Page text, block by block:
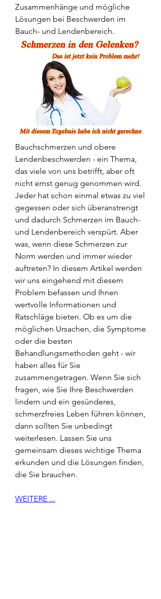
Zusammenhänge und mögliche
Lösungen bei Beschwerden im
Bauch- und Lendenbereich.
Bauchschmerzen und obere
Lendenbeschwerden - ein Thema,
das viele von uns betrifft, aber oft
nicht ernst genug genommen wird.
Jeder hat schon einmal etwas zu viel
gegessen oder sich überanstrengt
und dadurch Schmerzen im Bauch-
und Lendenbereich verspürt. Aber
was, wenn diese Schmerzen zur
Norm werden und immer wieder
auftreten? In diesem Artikel werden
wir uns eingehend mit diesem
Problem befassen und Ihnen
wertvolle Informationen und
Ratschläge bieten. Ob es um die
möglichen Ursachen, die Symptome
oder die besten
Behandlungsmethoden geht - wir
haben alles für Sie
zusammengetragen. Wenn Sie sich
fragen, wie Sie Ihre Beschwerden
lindern und ein gesünderes,
schmerzfreies Leben führen können,
dann sollten Sie unbedingt
weiterlesen. Lassen Sie uns
gemeinsam dieses wichtige Thema
erkunden und die Lösungen finden,
die Sie brauchen.
WEITERE ...